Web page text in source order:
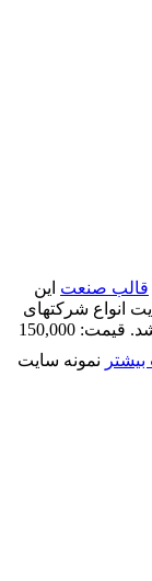
قالب صنعت این
انواع شرکتهای
قیمت: 150,000
نمونه سایت